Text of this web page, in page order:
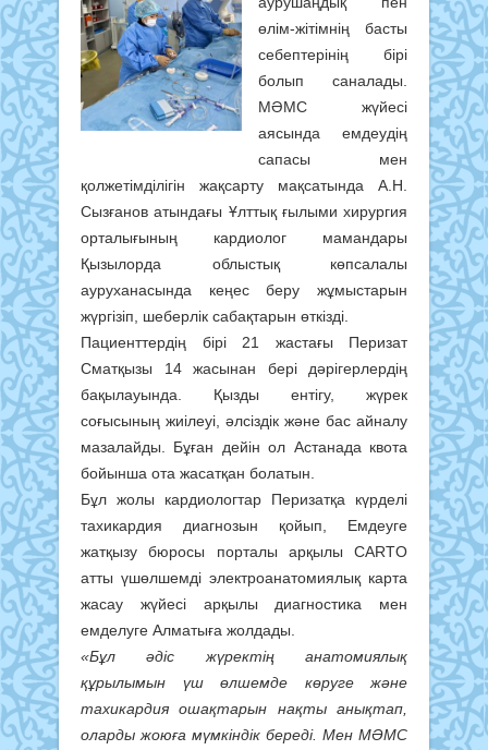
өлім-жітімнің басты
себептерінің бірі
болып саналады.
МӘМС жүйесі
аясында емдеудің
сапасы мен
қолжетімділігін жақсарту мақсатында А.Н.
Сызғанов атындағы Ұлттық ғылыми хирургия
орталығының кардиолог мамандары
Қызылорда облыстық көпсалалы
ауруханасында кеңес беру жұмыстарын
жүргізіп, шеберлік сабақтарын өткізді.
Пациенттердің бірі 21 жастағы Перизат
Сматқызы 14 жасынан бері дәрігерлердің
бақылауында. Қызды ентігу, жүрек
соғысының жиілеуі, әлсіздік және бас айналу
мазалайды. Бұған дейін ол Астанада квота
бойынша ота жасатқан болатын.
Бұл жолы кардиологтар Перизатқа күрделі
тахикардия диагнозын қойып, Емдеуге
жатқызу бюросы порталы арқылы CARTO
атты үшөлшемді электроанатомиялық карта
жасау жүйесі арқылы диагностика мен
емделуге Алматыға жолдады.
«Бұл әдіс жүректің анатомиялық
құрылымын үш өлшемде көруге және
тахикардия ошақтарын нақты анықтап,
оларды жоюға мүмкіндік береді. Мен МӘМС